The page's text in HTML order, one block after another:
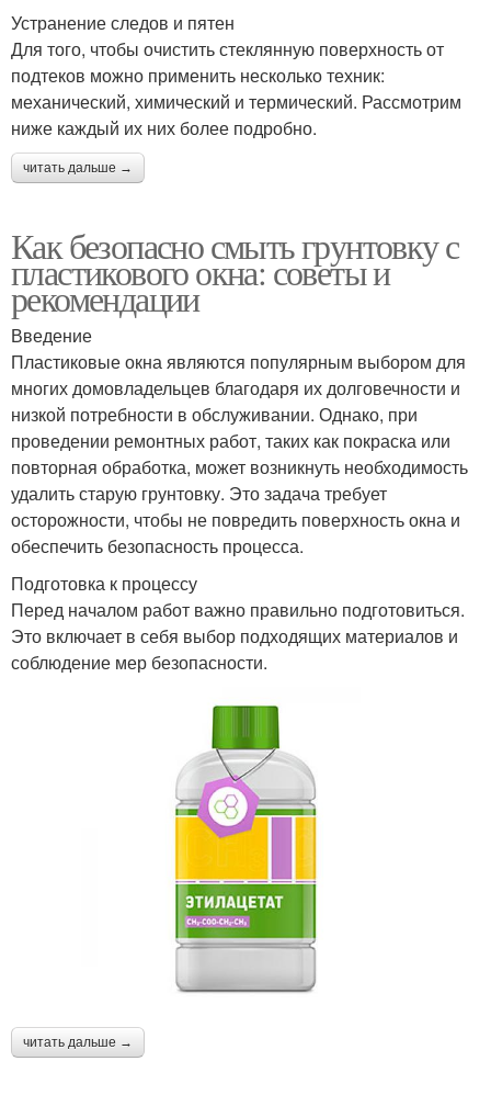
Устранение следов и пятен
Для того, чтобы очистить стеклянную поверхность от
подтеков можно применить несколько техник:
механический, химический и термический. Рассмотрим
ниже каждый их них более подробно.
читать дальше →
Как безопасно смыть грунтовку с
пластикового окна: советы и
рекомендации
Введение
Пластиковые окна являются популярным выбором для
многих домовладельцев благодаря их долговечности и
низкой потребности в обслуживании. Однако, при
проведении ремонтных работ, таких как покраска или
повторная обработка, может возникнуть необходимость
удалить старую грунтовку. Это задача требует
осторожности, чтобы не повредить поверхность окна и
обеспечить безопасность процесса.
Подготовка к процессу
Перед началом работ важно правильно подготовиться.
Это включает в себя выбор подходящих материалов и
соблюдение мер безопасности.
читать дальше →